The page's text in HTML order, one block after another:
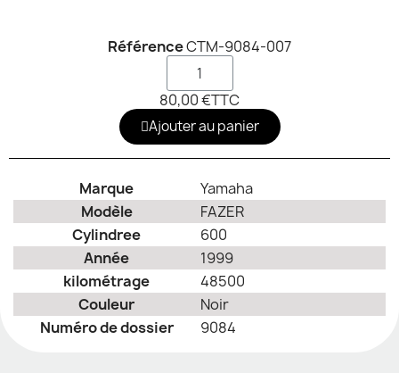
RéférenceCTM-9084-007
80,00 €TTC
Ajouter au panier
Marque
Yamaha
Modèle
FAZER
Cylindree
600
Année
1999
kilométrage
48500
Couleur
Noir
Numéro de dossier
9084